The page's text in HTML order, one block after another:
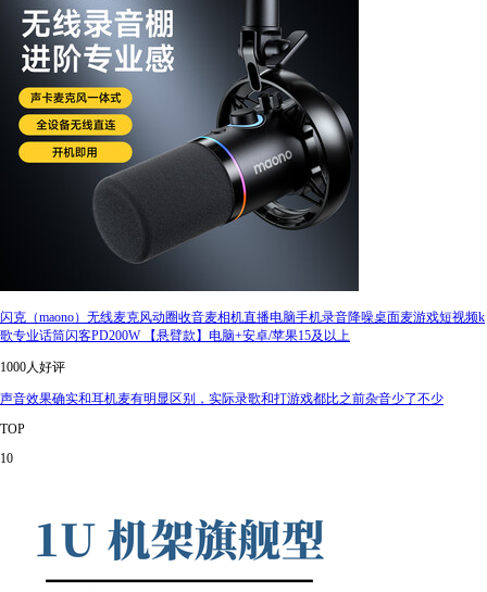
闪克（maono）无线麦克风动圈收音麦相机直播电脑手机录音降噪桌面麦游戏短视频k
歌专业话筒闪客PD200W 【悬臂款】电脑+安卓/苹果15及以上
1000人好评
声音效果确实和耳机麦有明显区别，实际录歌和打游戏都比之前杂音少了不少
TOP
10